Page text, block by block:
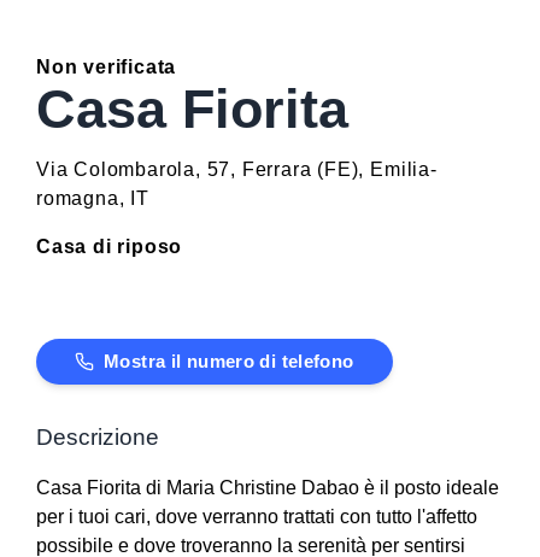
Non verificata
Casa Fiorita
Via Colombarola, 57, Ferrara (FE), Emilia-
romagna, IT
Casa di riposo
Mostra il numero di telefono
Descrizione
Casa Fiorita di Maria Christine Dabao è il posto ideale
per i tuoi cari, dove verranno trattati con tutto l'affetto
possibile e dove troveranno la serenità per sentirsi